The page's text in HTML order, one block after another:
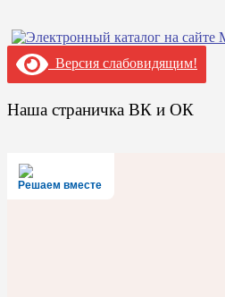
Версия слабовидящим!
Наша страничка ВК и ОК
Решаем вместе